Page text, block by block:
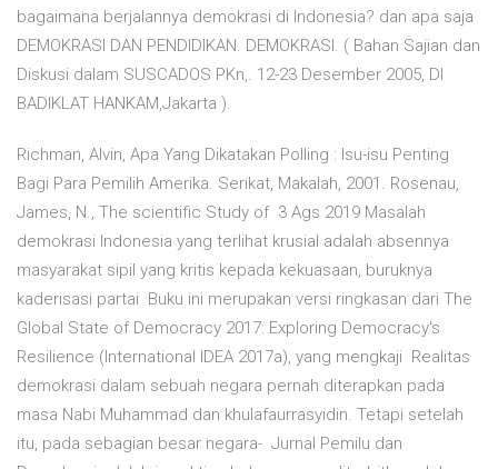
bagaimana berjalannya demokrasi di Indonesia? dan apa saja
DEMOKRASI DAN PENDIDIKAN. DEMOKRASI. ( Bahan Sajian dan
Diskusi dalam SUSCADOS PKn,. 12-23 Desember 2005, DI
BADIKLAT HANKAM,Jakarta ).
Richman, Alvin, Apa Yang Dikatakan Polling : Isu-isu Penting
Bagi Para Pemilih Amerika. Serikat, Makalah, 2001. Rosenau,
James, N., The scientific Study of 3 Ags 2019 Masalah
demokrasi Indonesia yang terlihat krusial adalah absennya
masyarakat sipil yang kritis kepada kekuasaan, buruknya
kaderisasi partai Buku ini merupakan versi ringkasan dari The
Global State of Democracy 2017: Exploring Democracy's
Resilience (International IDEA 2017a), yang mengkaji Realitas
demokrasi dalam sebuah negara pernah diterapkan pada
masa Nabi Muhammad dan khulafaurrasyidin. Tetapi setelah
itu, pada sebagian besar negara- Jurnal Pemilu dan